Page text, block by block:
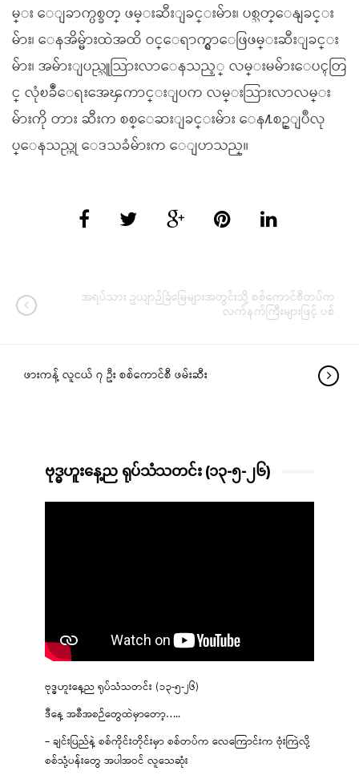
မ္း ေျခာက္ပစ္ခတ္ ဖမ္းဆီးျခင္းမ်ား၊ ပစ္သတ္ေနျခင္း
မ်ား၊ ေနအိမ္မ်ားထဲအထိ ဝင္ေရာက္ရွာေဖြဖမ္းဆီးျခင္း
မ်ား၊ အမ်ားျပည္သူသြားလာေနသည့္ လမ္းမမ်ားေပၚတြ
င္ လုံၿခဳံေရးအေၾကာင္းျပက လမ္းသြားလာလမ္း
မ်ားကို တား ဆီးက စစ္ေဆးျခင္းမ်ား ေန႔စဥ္ျပဳလု
ပ္ေနသည္ဟု ေဒသခံမ်ားက ေျပာသည္။
အရပ်သား ဥယျာဉ်ခြံမြေများအတွင်းသို့ စစ်ကောင်စီတပ်က
လက်နက်ကြီးများဖြင့် ပစ်
ဖားကန့် လူငယ် ၇ ဦး စစ်ကောင်စီ ဖမ်းဆီး
ဗုဒ္ဓဟူးနေ့ည ရုပ်သံသတင်း (၁၃-၅-၂၆)
ဗုဒ္ဓဟူးနေ့ည ရုပ်သံသတင်း (၁၃-၅-၂၆)
ဒီနေ့ အစီအစဉ်တွေထဲမှာတော့…..
– ချင်းပြည်နဲ့ စစ်ကိုင်းတိုင်းမှာ စစ်တပ်က လေကြောင်းက ဗုံးကြဲလို့
စစ်သုံ့ပန်းတွေ အပါအဝင် လူသေဆုံး